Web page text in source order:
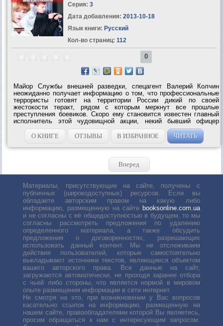
Серия: 3
Дата добавления: 2013-10-18
Язык книги: Русский
Кол-во страниц: 112
0
Майор Службы внешней разведки, спецагент Валерий Колчин
неожиданно получает информацию о том, что профессиональные
террористы готовят на территории России дикий по своей
жестокости теракт, рядом с которым меркнут все прошлые
преступления боевиков. Скоро ему становится известен главный
исполнитель этой чудовищной акции, некий бывший офицер
Российской армии, а ныне преступный авторитет по кличке Стерн.
Руководство ФСБ понимает,...
О КНИГЕ ОТЗЫВЫ В ИЗБРАННОЕ ЧИТАТЬ
Вперед
Материалы, присутствующие на сайте, получены с
публичных (широкодоступных) ресурсов. Если вы
обладаете авторским правом на какую либо
информацию, размещенную на сайте booksonline.com.ua
и не согласны с её общедоступностью в будущем, то мы
согласны рассмотреть предложения по удалению
определенного материала, а также обсудить
предложения о договоренностях, разрешающих
использовать данный контент. Мы не отслеживаем
действия пользователей, которые самостоятельно
выкладывают источники текстов, являющиеся объектом
вашего авторского права. Все данные на сайт,
загружаются автоматически, не проходя заранее отбора
с чьей либо стороны, что является нормой в мировом
опыте размещения информации в сети интернет.
Не смотря на это, при возникновении у Вас вопросов
касательно ссылок на информацию, размещенную на
нашем сайте, правообладателями которой Вы являетесь,
просим обращаться к нам с интересующим запросом.